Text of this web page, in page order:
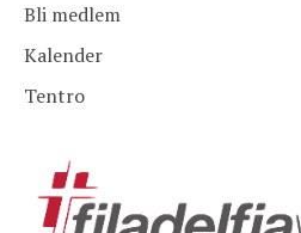
Bli medlem
Kalender
Tentro